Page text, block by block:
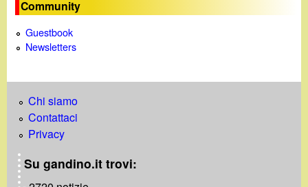
n
o
Community
Guestbook
Newsletters
Chi siamo
Contattaci
Privacy
Su gandino.it trovi: